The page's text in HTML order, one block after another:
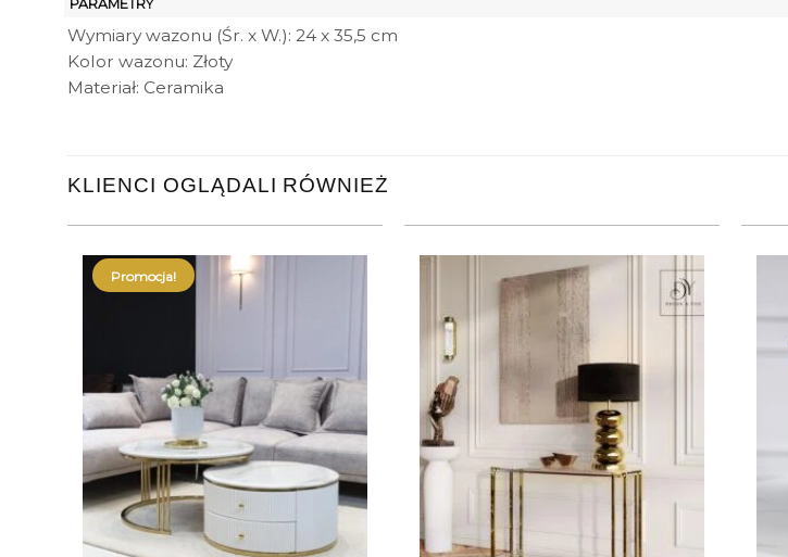
PARAMETRY
Wymiary wazonu (Śr. x W.): 24 x 35,5 cm
Kolor wazonu: Złoty
Materiał: Ceramika
KLIENCI OGLĄDALI RÓWNIEŻ
Promocja!